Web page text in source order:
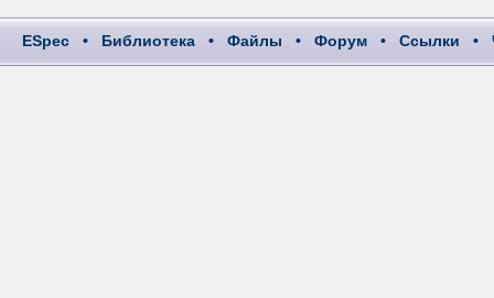
ESpec • Библиотека • Файлы • Форум • Ссылки •